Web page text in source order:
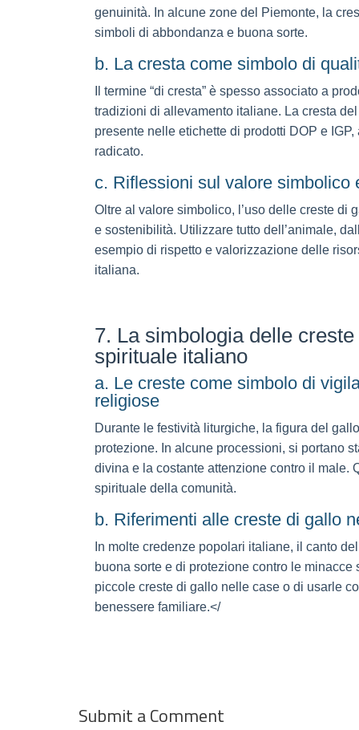
genuinità. In alcune zone del Piemonte, la
simboli di abbondanza e buona sorte.
b. La cresta come simbolo di
Il termine “di cresta” è spesso associato a
tradizioni di allevamento italiane. La cresta
presente nelle etichette di prodotti DOP e
radicato.
c. Riflessioni sul valore
Oltre al valore simbolico, l’uso delle creste di
e sostenibilità. Utilizzare tutto dell’animale,
esempio di rispetto e valorizzazione delle
italiana.
7. La simbologia delle
spirituale italiano
a. Le creste come simbolo di
religiose
Durante le festività liturgiche, la figura del
protezione. In alcune processioni, si portano
divina e la costante attenzione contro il male.
spirituale della comunità.
b. Riferimenti alle creste di gallo
In molte credenze popolari italiane, il canto
buona sorte e di protezione contro le
piccole creste di gallo nelle case o di usarle
benessere familiare.</
Submit a Comment